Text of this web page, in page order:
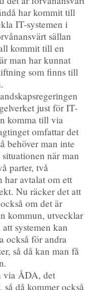
har kommit till
IT-systemen i
sällan
kommit till en
man har kunnat
som finns till
just för IT-
komma till via
omfattar det
behöver man inte
när man
parter, två
har avtalat om ett
Nu räcker det att
om det är
kommun, utvecklar
systemen kan
också för andra
så då kan man få
via ÅDA, det
så då kommer också